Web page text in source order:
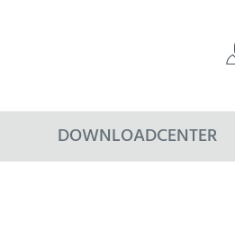
DOWNLOADCENTER